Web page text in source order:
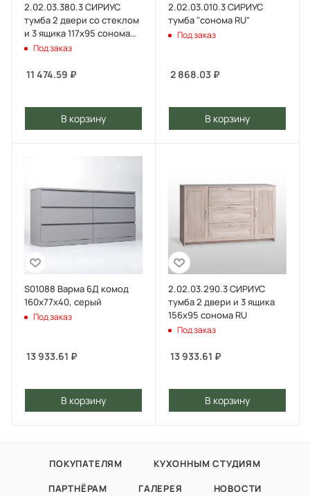
2.02.03.380.3 СИРИУС
тумба 2 двери со стеклом
и 3 ящика 117х95 сонома
RUПод заказ
11 474.59 ₽
В корзину
2.02.03.010.3 СИРИУС
тумба "сонома RU"
Под заказ
2 868.03 ₽
В корзину
S01088 Варма 6Д комод
160х77х40, серый
Под заказ
13 933.61 ₽
В корзину
2.02.03.290.3 СИРИУС
тумба 2 двери и 3 ящика
156х95 сонома RU
Под заказ
13 933.61 ₽
В корзину
ПОКУПАТЕЛЯМ
КУХОННЫМ СТУДИЯМ
ПАРТНЁРАМ
ГАЛЕРЕЯ
НОВОСТИ